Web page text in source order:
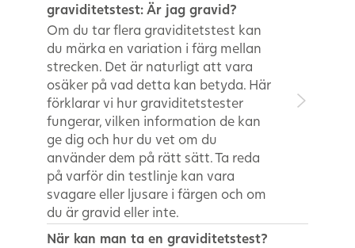
graviditetstest: Är jag gravid?
Om du tar flera graviditetstest kan
du märka en variation i färg mellan
strecken. Det är naturligt att vara
osäker på vad detta kan betyda. Här
förklarar vi hur graviditetstester
fungerar, vilken information de kan
ge dig och hur du vet om du
använder dem på rätt sätt. Ta reda
på varför din testlinje kan vara
svagare eller ljusare i färgen och om
du är gravid eller inte.
När kan man ta en graviditetstest?